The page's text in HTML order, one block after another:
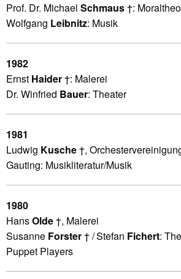
Prof. Dr. Michael Schmaus†:
Wolfgang Leibnitz: Musik
1982
Ernst Haider†: Malerei
Dr. Winfried Bauer: Theater
1981
Ludwig Kusche†,
Gauting: Musikliteratur/Musik
1980
HansOlde†, Malerei
Susanne Forster†/ Stefan Fichert:
Puppet Players